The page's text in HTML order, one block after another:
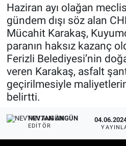
Haziran ayı olağan
gündem dışı söz alan
Mücahit Karakaş,
paranın haksız kazanç
Ferizli Belediyesi’nin
veren Karakaş, asfalt
geçirilmesiyle
belirtti.
NEVTAN ANGÜN
EDITÖR